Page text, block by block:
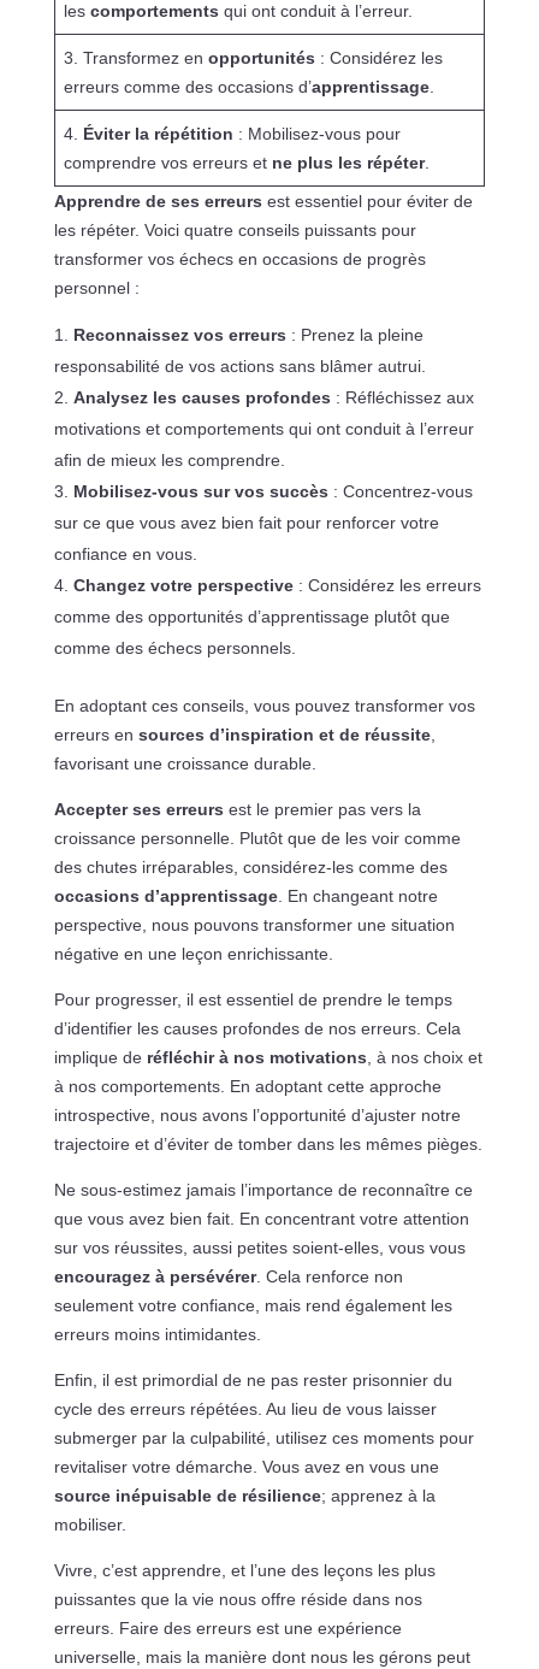
les comportements qui ont conduit à l’erreur.
3. Transformez en opportunités : Considérez les
erreurs comme des occasions d’apprentissage.
4. Éviter la répétition : Mobilisez-vous pour
comprendre vos erreurs et ne plus les répéter.
Apprendre de ses erreurs est essentiel pour éviter de
les répéter. Voici quatre conseils puissants pour
transformer vos échecs en occasions de progrès
personnel :
Reconnaissez vos erreurs : Prenez la pleine
responsabilité de vos actions sans blâmer autrui.
Analysez les causes profondes : Réfléchissez aux
motivations et comportements qui ont conduit à l’erreur
afin de mieux les comprendre.
Mobilisez-vous sur vos succès : Concentrez-vous
sur ce que vous avez bien fait pour renforcer votre
confiance en vous.
Changez votre perspective: Considérez les erreurs
comme des opportunités d’apprentissage plutôt que
comme des échecs personnels.
En adoptant ces conseils, vous pouvez transformer vos
erreurs en sources d’inspiration et de réussite,
favorisant une croissance durable.
Accepter ses erreurs est le premier pas vers la
croissance personnelle. Plutôt que de les voir comme
des chutes irréparables, considérez-les comme des
occasions d’apprentissage. En changeant notre
perspective, nous pouvons transformer une situation
négative en une leçon enrichissante.
Pour progresser, il est essentiel de prendre le temps
d’identifier les causes profondes de nos erreurs. Cela
implique de réfléchir à nos motivations , à nos choix et
à nos comportements. En adoptant cette approche
introspective, nous avons l’opportunité d’ajuster notre
trajectoire et d’éviter de tomber dans les mêmes pièges.
Ne sous-estimez jamais l’importance de reconnaître ce
que vous avez bien fait. En concentrant votre attention
sur vos réussites, aussi petites soient-elles, vous vous
encouragez à persévérer. Cela renforce non
seulement votre confiance, mais rend également les
erreurs moins intimidantes.
Enfin, il est primordial de ne pas rester prisonnier du
cycle des erreurs répétées. Au lieu de vous laisser
submerger par la culpabilité, utilisez ces moments pour
revitaliser votre démarche. Vous avez en vous une
source inépuisable de résilience; apprenez à la
mobiliser.
Vivre, c’est apprendre, et l’une des leçons les plus
puissantes que la vie nous offre réside dans nos
erreurs. Faire des erreurs est une expérience
universelle, mais la manière dont nous les gérons peut